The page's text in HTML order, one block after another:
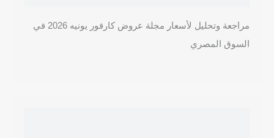
مراجعة وتحليل لأسعار مجلة عروض كارفور يونيه 2026 في
السوق المصري